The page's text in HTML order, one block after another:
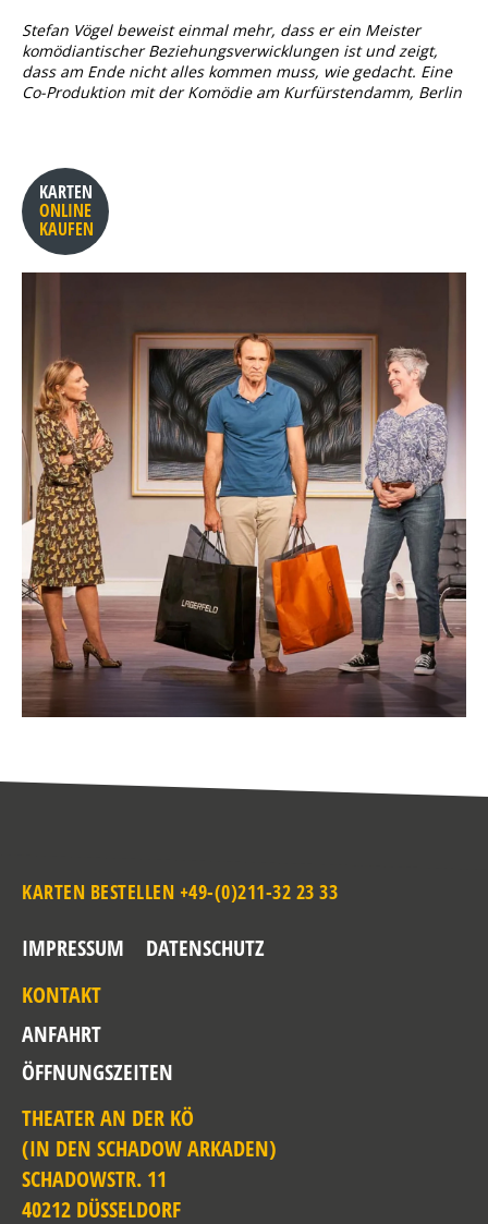
Stefan Vögel beweist einmal mehr, dass er ein Meister
komödiantischer Beziehungsverwicklungen ist und zeigt,
dass am Ende nicht alles kommen muss, wie gedacht. Eine
Co-Produktion mit der Komödie am Kurfürstendamm, Berlin
KARTEN
ONLINE
KAUFEN
KARTEN BESTELLEN +49-(0)211-32 23 33
IMPRESSUM
DATENSCHUTZ
KONTAKT
ANFAHRT
ÖFFNUNGSZEITEN
THEATER AN DER KÖ
(IN DEN SCHADOW ARKADEN)
SCHADOWSTR. 11
40212 DÜSSELDORF